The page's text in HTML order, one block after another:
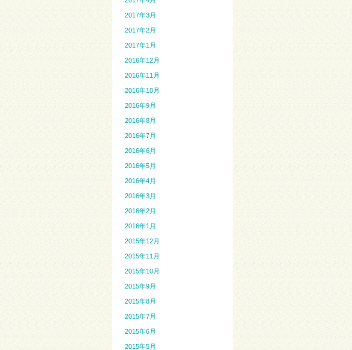
2017年3月
2017年2月
2017年1月
2016年12月
2016年11月
2016年10月
2016年9月
2016年8月
2016年7月
2016年6月
2016年5月
2016年4月
2016年3月
2016年2月
2016年1月
2015年12月
2015年11月
2015年10月
2015年9月
2015年8月
2015年7月
2015年6月
2015年5月